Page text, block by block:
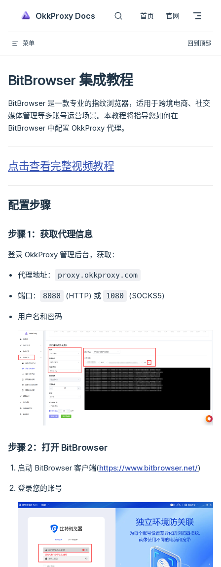
跳到主要内容OkkProxy Docs 首页 官网
菜单 回到顶部
BitBrowser 集成教程
BitBrowser 是一款专业的指纹浏览器，适用于跨境电商、社交
媒体管理等多账号运营场景。本教程将指导您如何在
BitBrowser 中配置 OkkProxy 代理。
点击查看完整视频教程
配置步骤
步骤 1：获取代理信息
登录 OkkProxy 管理后台，获取：
代理地址： proxy.okkproxy.com
端口： 8080 (HTTP) 或 1080 (SOCKS5)
用户名和密码
步骤 2：打开 BitBrowser
启动 BitBrowser 客户端(https://www.bitbrowser.net/)
登录您的账号